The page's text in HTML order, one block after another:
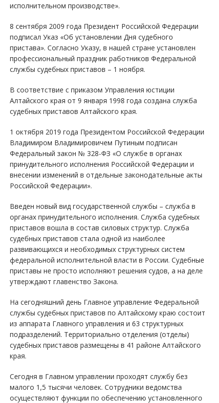
исполнительном производстве».
8 сентября 2009 года Президент Российской Федерации
подписал Указ «Об установлении Дня судебного
пристава». Согласно Указу, в нашей стране установлен
профессиональный праздник работников Федеральной
службы судебных приставов – 1 ноября.
В соответствие с приказом Управления юстиции
Алтайского края от 9 января 1998 года создана служба
судебных приставов Алтайского края.
1 октября 2019 года Президентом Российской Федерации
Владимиром Владимировичем Путиным подписан
Федеральный закон № 328-ФЗ «О службе в органах
принудительного исполнения Российской Федерации и
внесении изменений в отдельные законодательные акты
Российской Федерации».
Введен новый вид государственной службы – служба в
органах принудительного исполнения. Служба судебных
приставов вошла в состав силовых структур. Служба
судебных приставов стала одной из наиболее
развивающихся и необходимых структурных систем
федеральной исполнительной власти в России. Судебные
приставы не просто исполняют решения судов, а на деле
утверждают главенство Закона.
На сегодняшний день Главное управление Федеральной
службы судебных приставов по Алтайскому краю состоит
из аппарата Главного управления и 63 структурных
подразделений. Территориально отделения (отделы)
судебных приставов размещены в 41 районе Алтайского
края.
Сегодня в Главном управлении проходят службу без
малого 1,5 тысячи человек. Сотрудники ведомства
осуществляют функции по обеспечению установленного